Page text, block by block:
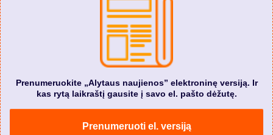
Prenumeruokite „Alytaus naujienos” elektroninę versiją. Ir
kas rytą laikraštį gausite į savo el. pašto dėžutę.
Prenumeruoti el. versiją